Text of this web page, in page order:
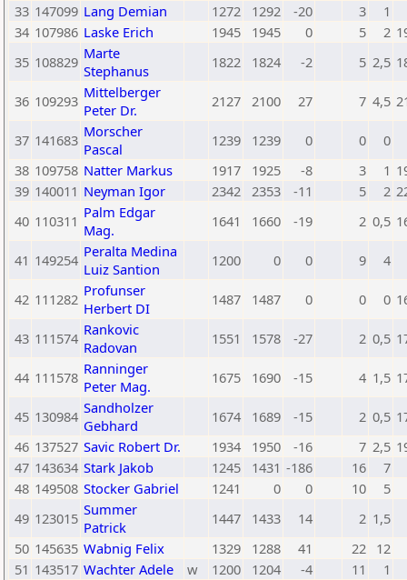
33 147099 Lang Demian 1272 1292 -20 3
1
34 107986 Laske Erich 1945 1945 0 5 2
35 108829 Marte
Stephanus
1822 1824 -2 5 2,5
36 109293 Mittelberger
Peter Dr.
2127 2100 27 7 4,5
37 141683 Morscher
Pascal
1239 1239 0 0
0
38 109758 Natter Markus 1917 1925 -8 3 1
39 140011 Neyman Igor 2342 2353 -11 5 2
40 110311 Palm Edgar
Mag.
1641 1660 -19 2 0,5
41 149254 Peralta Medina
Luiz Santion
1200 0 0 9 4
42 111282 Profunser
Herbert DI
1487 1487 0 0 0
43 111574 Rankovic
Radovan
1551 1578 -27 2 0,5
44 111578 Ranninger
Peter Mag.
1675 1690 -15 4 1,5
45 130984 Sandholzer
Gebhard
1674 1689 -15 2 0,5
46 137527 Savic Robert Dr. 1934 1950 -16 7 2,5
47 143634 Stark Jakob 1245 1431 -186 16
7
48 149508 Stocker Gabriel 1241 0 0 10
5
49 123015 Summer
Patrick
1447 1433 14 2 1,5
50 145635 Wabnig Felix 1329 1288 41 22 12
51 143517 Wachter Adele w 1200 1204 -4 11 1